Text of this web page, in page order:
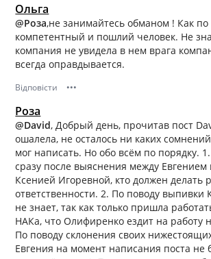
Ольга
@Роза,не занимайтесь обманом ! Как
компетентный и пошлий человек. Не
компания не увидела в нем врага
всегда оправдывается.
Відповісти •••
Роза
@David, Добрый день, прочитав пост
ошалела, не осталось ни каких
мог написать. Но обо всём по порядку.
сразу после выяснения между Евгением
Ксенией Игоревной, кто должен делать
ответственности. 2. По поводу выпивки
не знает, так как только пришла
НАКа, что Олифиренко ездит на работу
По поводу склонения своих
Евгения на момент написания поста не